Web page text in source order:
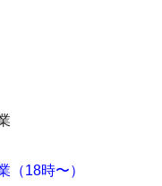
（18時〜）